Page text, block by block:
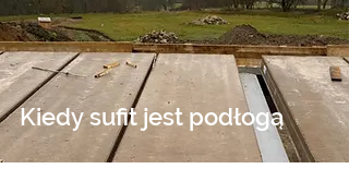
Kiedy sufit jest podłogą